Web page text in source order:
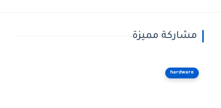
مشاركة مميزة
hardware